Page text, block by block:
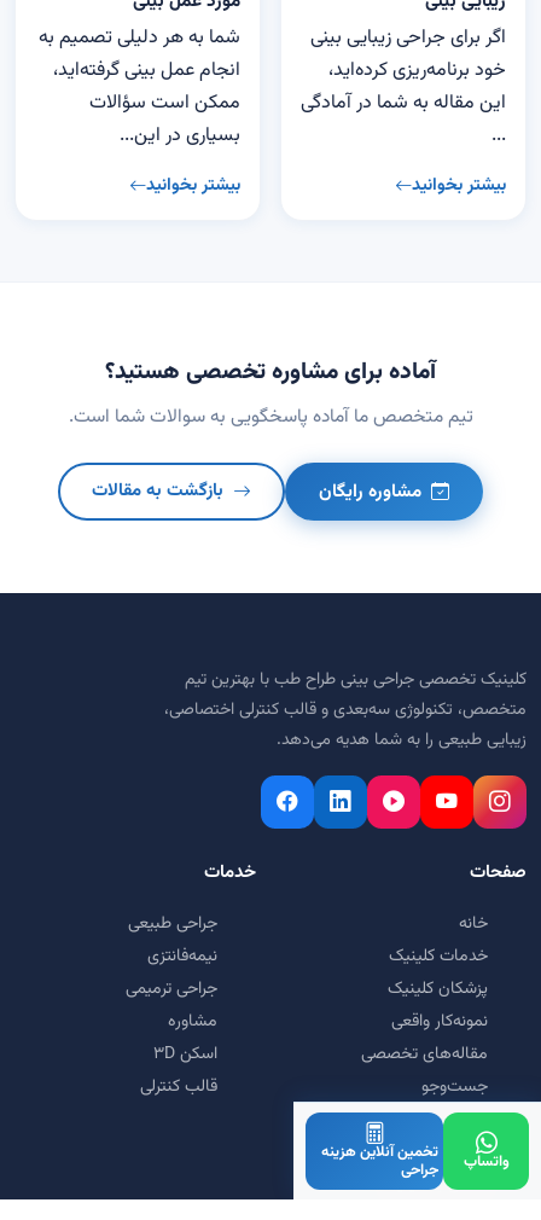
اگر برای جراحی زیبایی بینی
خود برنامه‌ریزی کرده‌اید،
این مقاله به شما در آمادگی
...
بیشتر بخوانید
شما به هر دلیلی تصمیم به
انجام عمل بینی گرفته‌اید،
ممکن است سؤالات
بسیاری در این...
بیشتر بخوانید
آماده برای مشاوره تخصصی هستید؟
تیم متخصص ما آماده پاسخگویی به سوالات شما است.
مشاوره رایگان بازگشت به مقالات
کلینیک تخصصی جراحی بینی طراح طب با بهترین تیم
متخصص، تکنولوژی سه‌بعدی و قالب کنترلی اختصاصی،
زیبایی طبیعی را به شما هدیه می‌دهد.
صفحات
خانه
خدمات کلینیک
پزشکان کلینیک
نمونه‌کار واقعی
مقاله‌های تخصصی
جست‌وجو
سوالات متداول
نوبت‌دهی و رزرو وقت
تماس با کلینیک
خدمات
جراحی طبیعی
نیمه‌فانتزی
جراحی ترمیمی
مشاوره
اسکن ۳D
قالب کنترلی
واتساپ تخمین آنلاین هزینه
جراحی